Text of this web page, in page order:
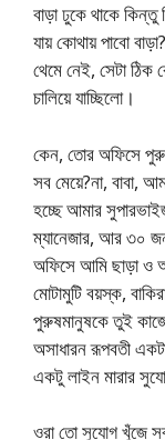
বাড়া ঢুকে থাকে
যায় কোথায় পাবো
থেমে নেই, সেটা
চালিয়ে যাচ্ছিলো।
কেন, তোর অফিসে
সব মেয়ে?না, বাবা,
হচ্ছে আমার
ম্যানেজার, আর ৩০
অফিসে আমি ছাড়া ও
মোটামুটি বয়স্ক,
পুরুষমানুষকে তুই
অসাধারন রূপবতী
একটু লাইন মারার
ওরা তো সুযোগ খুঁজে